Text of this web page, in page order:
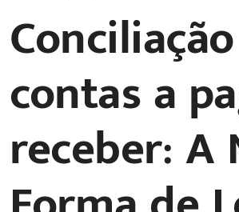
contas a
receber: A